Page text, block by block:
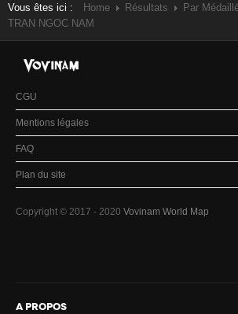
Vous êtes ici : Home Résultats Par
TRAN NGOC NAM
CGU
Mentions légales
FAQ
Plan du site
Copyright © 2017 - 2020 Vovinam World Map
A PROPOS